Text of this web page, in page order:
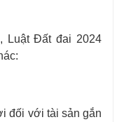
Luật Đất đai 2024
đối với tài sản gắn